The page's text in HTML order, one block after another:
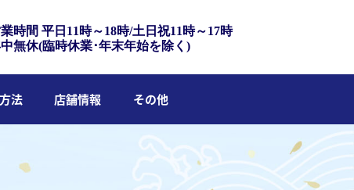
時間 平日11時～18時/土日祝11時～17時
無休(臨時休業･年末年始を除く)
法 店舗情報 その他